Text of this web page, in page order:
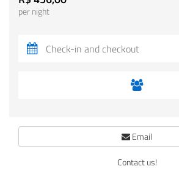
per night
Email
Contact us!